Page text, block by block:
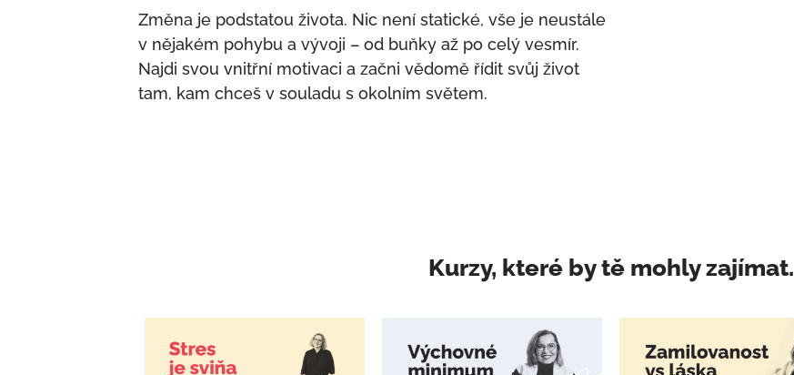
Změna je podstatou života. Nic není statické, vše je neustále
v nějakém pohybu a vývoji – od buňky až po celý vesmír.
Najdi svou vnitřní motivaci a začni vědomě řídit svůj život
tam, kam chceš v souladu s okolním světem.
Kurzy, které by tě mohly zajímat.